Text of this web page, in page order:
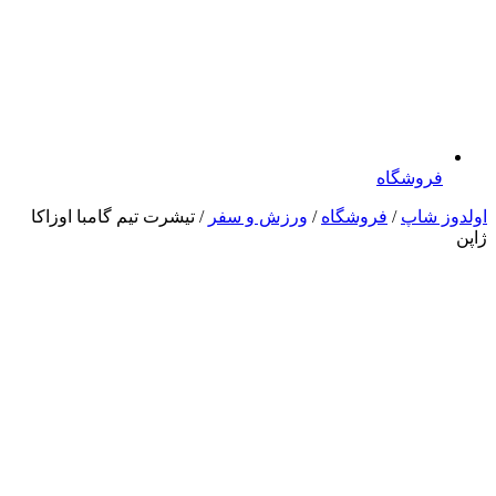
فروشگاه
اولدوز شاپ / فروشگاه / ورزش و سفر / تیشرت تیم گامبا اوزاکا
ژاپن